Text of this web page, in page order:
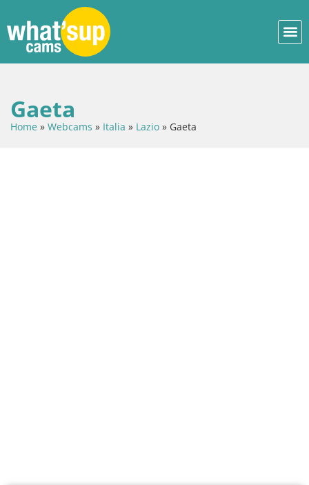
Gaeta
Home » Webcams » Italia » Lazio » Gaeta